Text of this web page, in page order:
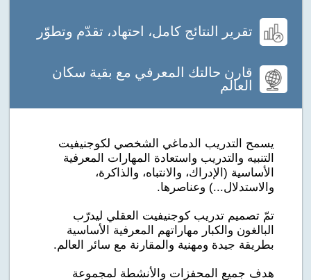
تقرير النتائج كامل، احتهاد، تقدّم وتطوّر
قارن حالتك المعرفي مع بقية سكان
العالم
يسمح التدريب الدماغي الشخصي لكوجنيفيت
التنبيه والتدريب واستعادة المهارات المعرفية
الأساسية (الإدراك، والانتباه، والذاكرة،
والاستدلال...) وعناصرها.
تمّ تصميم تدريب كوجنيفيت العقلي ليدرّب
البالغون والكبار مهاراتهم المعرفية الأساسية
بطريقة جيدة ومهنية والمقارنة مع سائر العالم.
هدف جميع المحفزات والأنشطة لمجموعة